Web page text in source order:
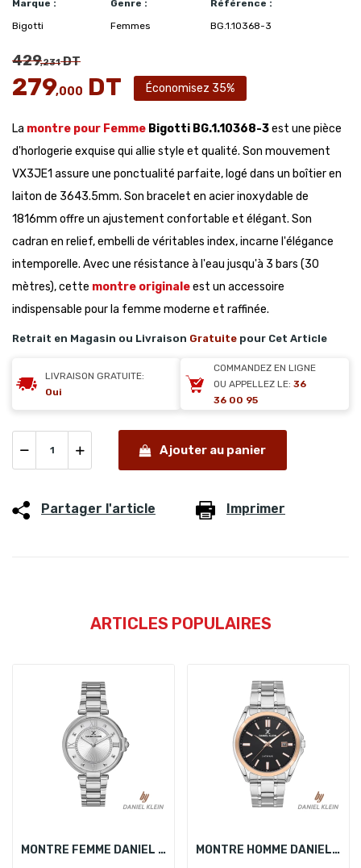
Marque :
Bigotti
Genre :
Femmes
Référence :
BG.1.10368-3
429,231DT
279,000 DT Économisez 35%
La montre pour Femme Bigotti BG.1.10368-3est une pièce
d'horlogerie exquise qui allie style et qualité. Son mouvement
VX3JE1 assure une ponctualité parfaite, logé dans un boîtier en
laiton de 3643.5mm. Son bracelet en acier inoxydable de
1816mm offre un ajustement confortable et élégant. Son
cadran en relief, embelli de véritables index, incarne l'élégance
intemporelle. Avec une résistance à l'eau jusqu'à 3 bars (30
mètres), cette montre originaleest un accessoire
indispensable pour la femme moderne et raffinée.
Retrait en Magasin ou Livraison Gratuite pour Cet Article
LIVRAISON GRATUITE:
Oui
COMMANDEZ EN LIGNE
OU APPELLEZ LE: 36
36 00 95
Ajouter au panier
Partager l'article Imprimer
ARTICLES POPULAIRES
MONTRE FEMME DANIEL KLEIN DK.1.13331-1
MONTRE HOMME DANIEL KLEIN DK.1.13365-4